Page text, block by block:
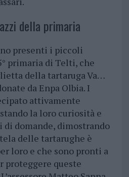
della primaria
presenti i piccoli
primaria di Telti, che
della tartaruga Va…
da Enpa Olbia. I
attivamente
la loro curiosità e
domande, dimostrando
delle tartarughe è
loro e che sono pronti a
proteggere queste